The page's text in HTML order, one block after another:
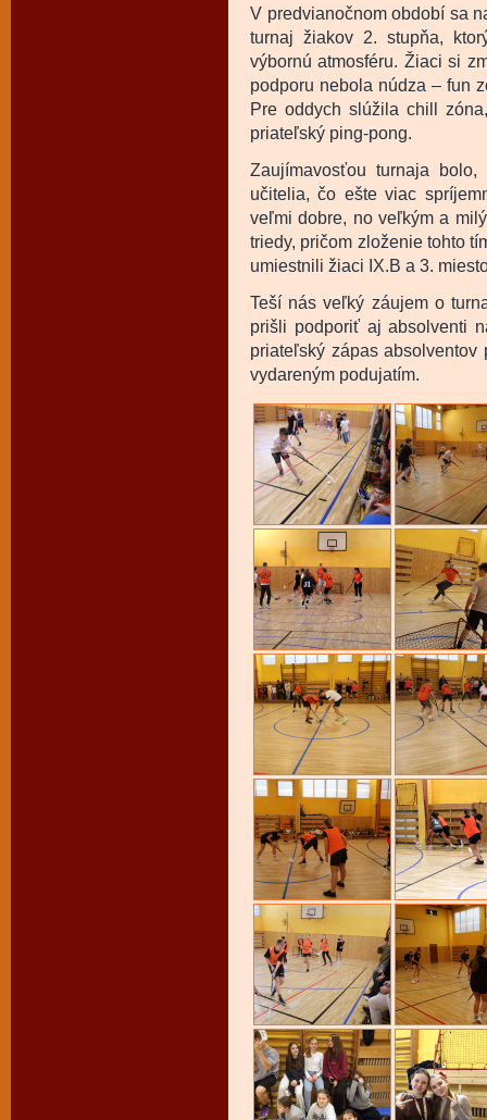
V predvianočnom období sa
turnaj žiakov 2. stupňa,
výbornú atmosféru. Žiaci si
podporu nebola núdza – fun
Pre oddych slúžila chill
priateľský ping-pong.
Zaujímavosťou turnaja
učitelia, čo ešte viac
veľmi dobre, no veľkým a
triedy, pričom zloženie tohto
umiestnili žiaci IX.B a 3.
Teší nás veľký záujem o
prišli podporiť aj absolventi
priateľský zápas
vydareným podujatím.